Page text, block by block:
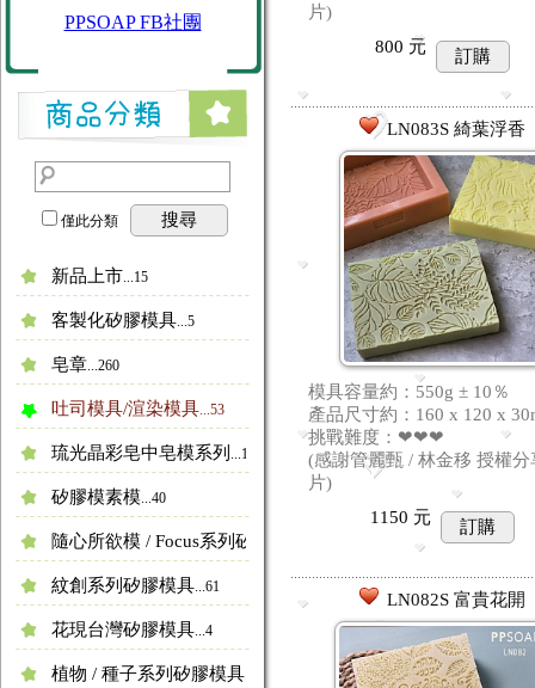
PPSOAP FB社團
僅此分類 搜尋
新品上市...15
客製化矽膠模具...5
皂章...260
吐司模具/渲染模具...53
琉光晶彩皂中皂模系列 ...19
矽膠模素模...40
隨心所欲模 / Focus系列矽膠模具
紋創系列矽膠模具...61
花現台灣矽膠模具...4
植物 / 種子系列矽膠模具
片)
800 元 訂購
LN083S 綺葉浮香
模具容量約：550g ± 10％
產品尺寸約：160 x 120 x
挑戰難度：❤❤❤
(感謝管麗甄 / 林金移 授權分
片)
1150 元 訂購
LN082S 富貴花開